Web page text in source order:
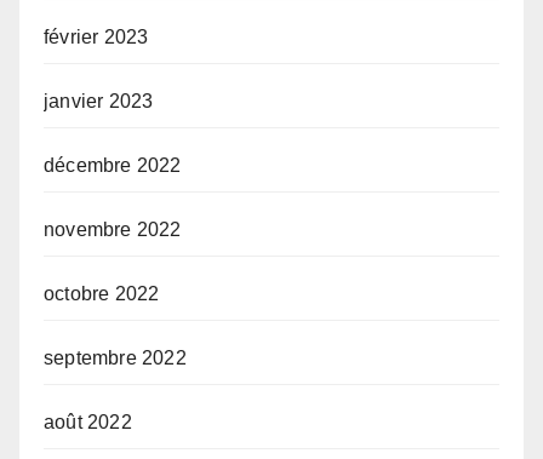
février 2023
janvier 2023
décembre 2022
novembre 2022
octobre 2022
septembre 2022
août 2022